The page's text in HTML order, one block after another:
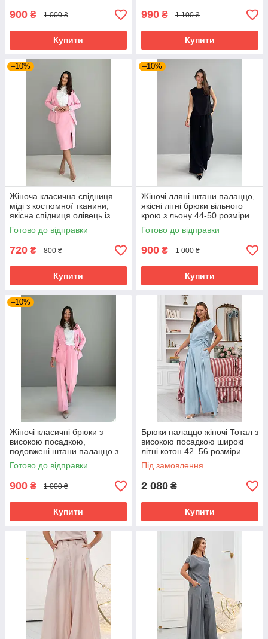
900 ₴ 1 000 ₴
Купити
990 ₴ 1 100 ₴
Купити
–10%
Жіноча класична спідниця
міді з костюмної тканини,
якісна спідниця олівець із
розрізом 44-50 розміри
рожева
Готово до відправки
720 ₴ 800 ₴
Купити
–10%
Жіночі лляні штани палаццо,
якісні літні брюки вільного
крою з льону 44-50 розміри
чорні
Готово до відправки
900 ₴ 1 000 ₴
Купити
–10%
Жіночі класичні брюки з
високою посадкою,
подовжені штани палаццо з
костюмної тканини 44-50
розміри рожеві
Готово до відправки
900 ₴ 1 000 ₴
Купити
Брюки палаццо жіночі Тотал з
високою посадкою широкі
літні котон 42–56 розміри
блакитні
Під замовлення
2 080 ₴
Купити